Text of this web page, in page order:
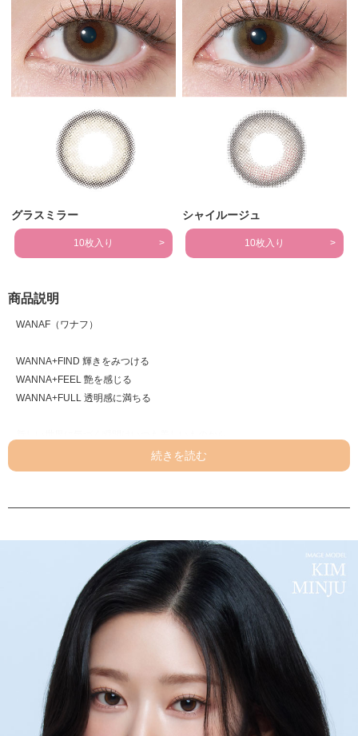
グラスミラー
10枚入り
シャイルージュ
10枚入り
商品説明
WANAF（ワナフ）
WANNA+FIND 輝きをみつける
WANNA+FEEL 艶を感じる
WANNA+FULL 透明感に満ちる
このフレームを挟んだ向こう側に何を映そう
透明なフィルターを通してどんな輝きもみつけたい
肌つやを重ねるように、瞳にも艶を重ねる
瞳の表情をかえる”ファンデーションレンズ”
「綺麗」と「色気」が揃えば完璧になる
静けさと高鳴り
まなざしに潜む
ふたつの温度感
＜グリームシアー-GLEAM SHEER->
揺れる微光が漂わせる奥ゆかしい気配
透けるような光が、視線に深みを与える。